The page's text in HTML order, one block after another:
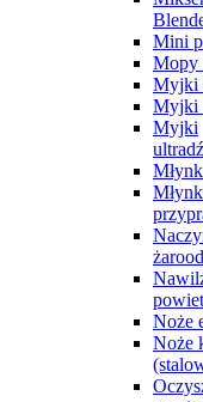
Mini
Mopy
Myjki
Myjki
Myjki
Noże
Noże